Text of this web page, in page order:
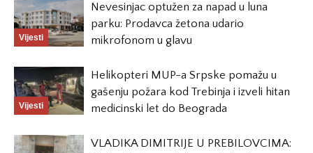
Vijesti
Nevesinjac optužen za napad u luna
parku: Prodavca žetona udario
mikrofonom u glavu
Vijesti
Helikopteri MUP-a Srpske pomažu u
gašenju požara kod Trebinja i izveli hitan
medicinski let do Beograda
VLADIKA DIMITRIJE U PREBILOVCIMA: